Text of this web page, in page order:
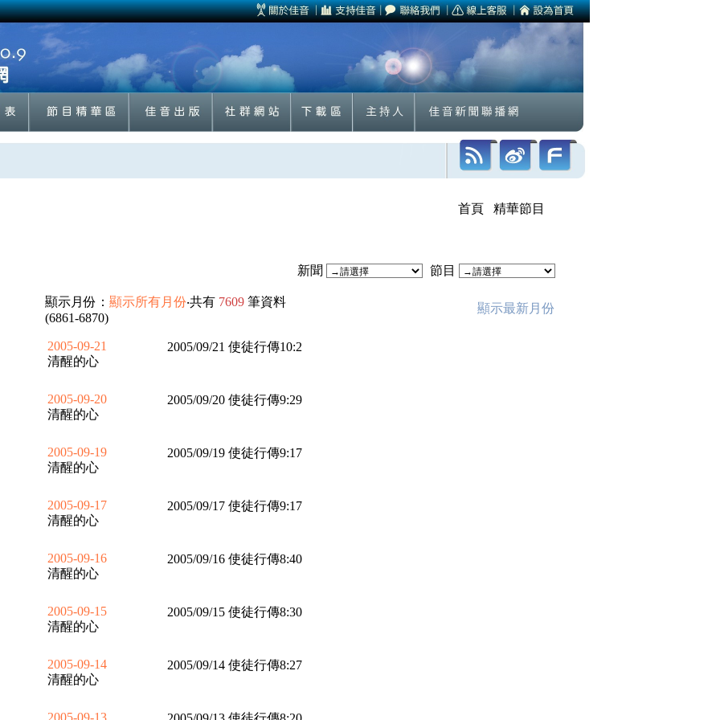
首頁 精華節目
新聞 節目
顯示月份： 顯示所有月份‧共有 7609筆資料
(6861-6870)
顯示最新月份
2005-09-21
清醒的心
2005/09/21 使徒行傳10:2
2005-09-20
清醒的心
2005/09/20 使徒行傳9:29
2005-09-19
清醒的心
2005/09/19 使徒行傳9:17
2005-09-17
清醒的心
2005/09/17 使徒行傳9:17
2005-09-16
清醒的心
2005/09/16 使徒行傳8:40
2005-09-15
清醒的心
2005/09/15 使徒行傳8:30
2005-09-14
清醒的心
2005/09/14 使徒行傳8:27
2005-09-13